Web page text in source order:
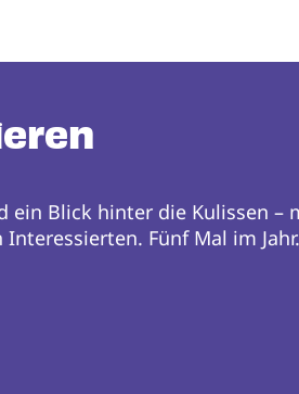
Blick hinter die Kulissen
Fünf Mal im Jahr.